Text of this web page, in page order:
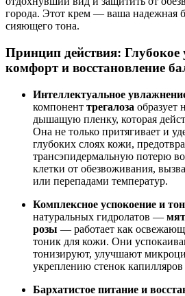
города. Этот крем — ваша надежная
сияющего тона.
Принцип действия: Глубокое
комфорт и восстановление
Интеллектуальное
компонент трегалоза образует
дышащую пленку, которая
Она не только притягивает и
глубоких слоях кожи,
трансэпидермальную потерю
клетки от обезвоживания,
или перепадами температур.
Комплексное успокоение и
натуральных гидролатов —
розы — работает как
тоник для кожи. Они
тонизируют, улучшают
укреплению стенок
Бархатистое питание и